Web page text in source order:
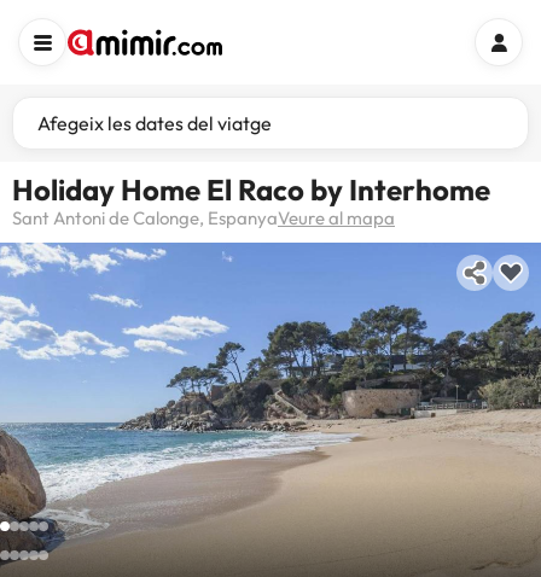
Afegeix les dates del viatge
Holiday Home El Raco by Interhome
Sant Antoni de Calonge, EspanyaVeure al mapa